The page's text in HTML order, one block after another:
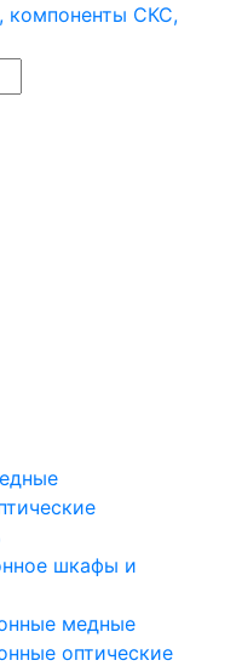
шкафы и
медные
оптические